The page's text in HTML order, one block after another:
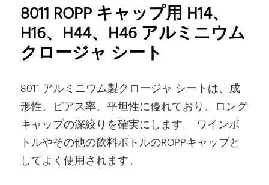
8011 ROPP キャップ用 H14、
H16、H44、H46 アルミニウム
クロージャ シート
8011 アルミニウム製クロージャ シートは、成
形性、ピアス率、平坦性に優れており、ロング
キャップの深絞りを確実にします。 ワインボ
トルやその他の飲料ボトルのROPPキャップと
してよく使用されます。